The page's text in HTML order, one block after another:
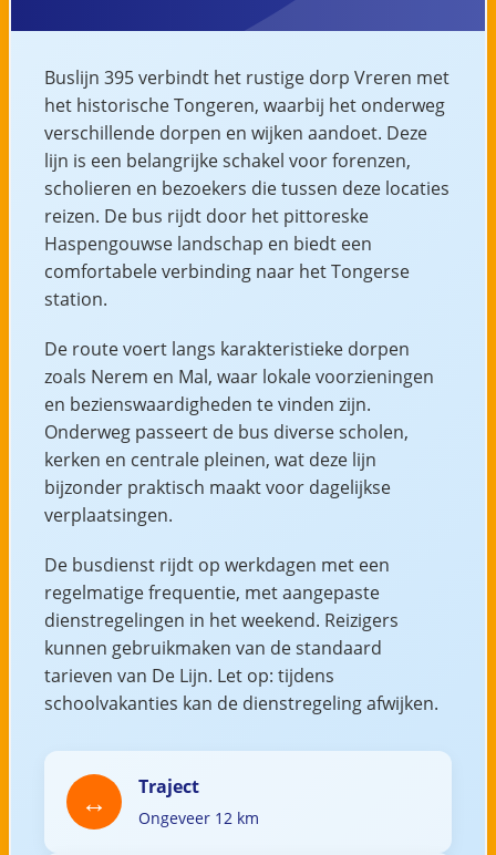
Buslijn 395 verbindt het rustige dorp Vreren met
het historische Tongeren, waarbij het onderweg
verschillende dorpen en wijken aandoet. Deze
lijn is een belangrijke schakel voor forenzen,
scholieren en bezoekers die tussen deze locaties
reizen. De bus rijdt door het pittoreske
Haspengouwse landschap en biedt een
comfortabele verbinding naar het Tongerse
station.
De route voert langs karakteristieke dorpen
zoals Nerem en Mal, waar lokale voorzieningen
en bezienswaardigheden te vinden zijn.
Onderweg passeert de bus diverse scholen,
kerken en centrale pleinen, wat deze lijn
bijzonder praktisch maakt voor dagelijkse
verplaatsingen.
De busdienst rijdt op werkdagen met een
regelmatige frequentie, met aangepaste
dienstregelingen in het weekend. Reizigers
kunnen gebruikmaken van de standaard
tarieven van De Lijn. Let op: tijdens
schoolvakanties kan de dienstregeling afwijken.
Traject
Ongeveer 12 km